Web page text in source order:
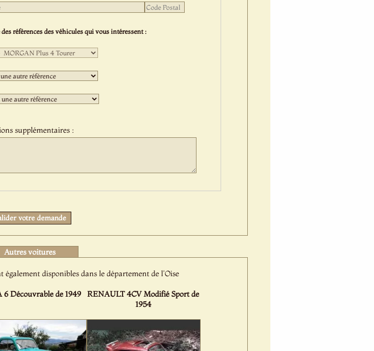
références des véhicules qui vous intéressent :
supplémentaires :
votre demande
Autres voitures
disponibles dans le département de l'Oise
6 Découvrable de 1949
RENAULT 4CV Modifié Sport de
1954